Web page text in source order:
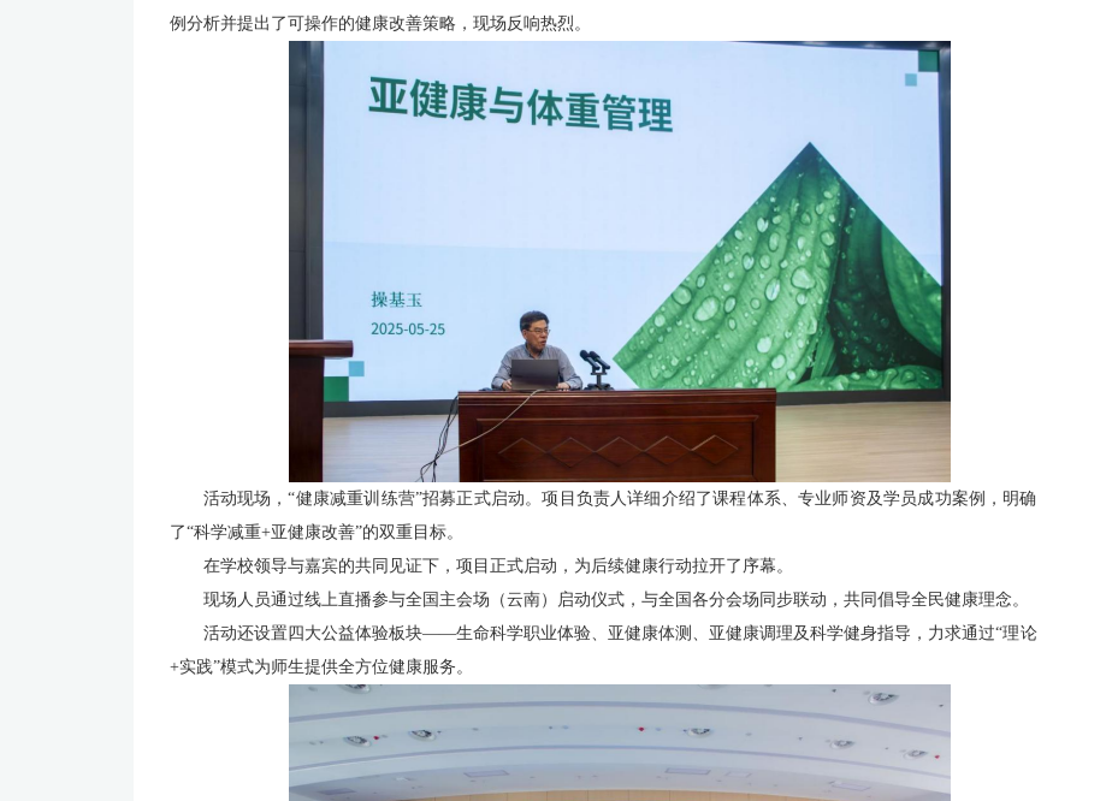
例分析并提出了可操作的健康改善策略，现场反响热烈。
活动现场，“健康减重训练营”招募正式启动。项目负责人详细介绍了课程体系、专业师资及学员成功案例，明确
了“科学减重+亚健康改善”的双重目标。
在学校领导与嘉宾的共同见证下，项目正式启动，为后续健康行动拉开了序幕。
现场人员通过线上直播参与全国主会场（云南）启动仪式，与全国各分会场同步联动，共同倡导全民健康理念。
活动还设置四大公益体验板块——生命科学职业体验、亚健康体测、亚健康调理及科学健身指导，力求通过“理论
+实践”模式为师生提供全方位健康服务。